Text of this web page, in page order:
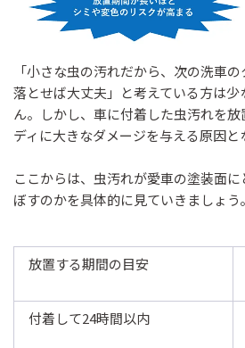
「小さな虫の汚れだから、次の洗車
落とせば大丈夫」と考えている方は
ん。しかし、車に付着した虫汚れを
ディに大きなダメージを与える原因と
ここからは、虫汚れが愛車の塗装面
ぼすのかを具体的に見ていきましょう。
放置する期間の目安
付着して24時間以内